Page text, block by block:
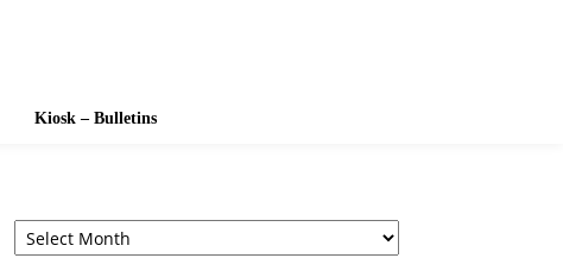
Kiosk – Bulletins
Archives